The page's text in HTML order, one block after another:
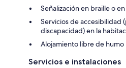
Señalización en braille o
Servicios de accesibilidad
discapacidad) en la
Alojamiento libre de humo
Servicios e instalaciones